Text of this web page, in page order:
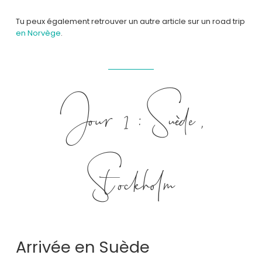
Tu peux également retrouver un autre article sur un road trip
en Norvège.
Jour 1 : Suède,
Stockholm
Arrivée en Suède